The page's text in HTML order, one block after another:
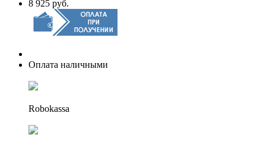
8 925 руб.
Оплата наличными
Robokassa